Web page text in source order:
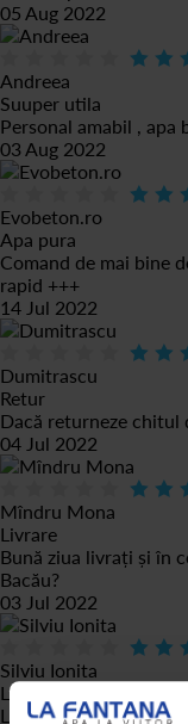
05 Aug 2022
Andreea
Suuper utila
Personal amabil ,
03 Aug 2022
Evobeton.ro
Apa pura
Comand de mai bine
rapid +++
14 Jul 2022
Dumitrascu
Retur
Dacă returneze chitul
04 Jul 2022
Mîndru Mona
Livrare
Bună ziua livrați și în
Bacău?
03 Jul 2022
Silviu Ionita
Lămurire
La a doua comanda